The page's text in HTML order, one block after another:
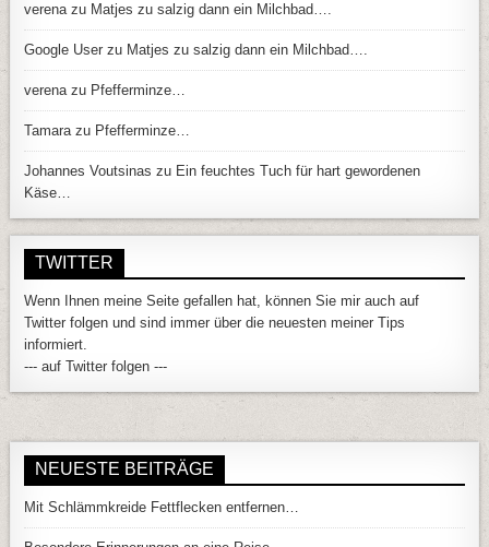
verenazu Matjes zu salzig dann ein Milchbad….
Google User zu Matjes zu salzig dann ein Milchbad….
verenazu Pfefferminze…
Tamarazu Pfefferminze…
Johannes Voutsinas zu Ein feuchtes Tuch für hart gewordenen
Käse…
TWITTER
Wenn Ihnen meine Seite gefallen hat, können Sie mir auch auf
Twitter folgen und sind immer über die neuesten meiner Tips
informiert.
--- auf Twitter folgen ---
NEUESTE BEITRÄGE
Mit Schlämmkreide Fettflecken entfernen…